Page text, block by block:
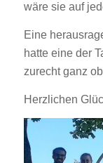
wäre sie auf
Eine
hatte eine der
zurecht ganz
Herzlichen